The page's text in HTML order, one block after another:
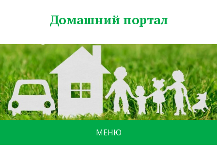
Домашний портал
МЕНЮ